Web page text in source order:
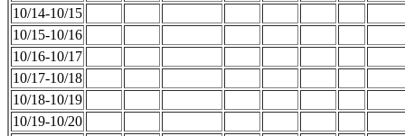
10/14-10/15
10/15-10/16
10/16-10/17
10/17-10/18
10/18-10/19
10/19-10/20